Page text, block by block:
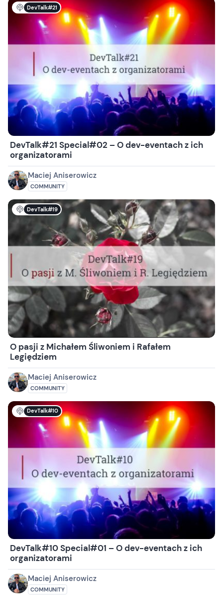
DevTalk#21
DevTalk#21 Special#02 – O dev-eventach z ich
organizatorami
Maciej Aniserowicz
COMMUNITY
DevTalk#19
O pasji z Michałem Śliwoniem i Rafałem
Legiędziem
Maciej Aniserowicz
COMMUNITY
DevTalk#10
DevTalk#10 Special#01 – O dev-eventach z ich
organizatorami
Maciej Aniserowicz
COMMUNITY